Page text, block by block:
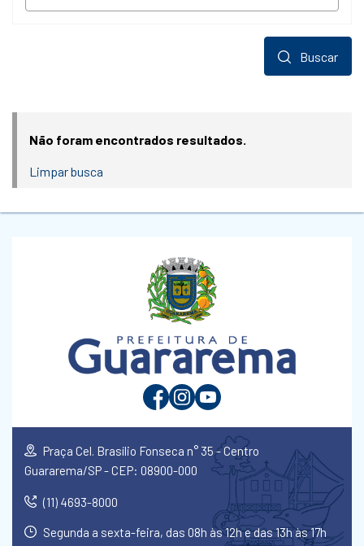
Buscar
Não foram encontrados resultados.
Limpar busca
Praça Cel. Brasílio Fonseca n° 35 - Centro
Guararema/SP - CEP: 08900-000
(11) 4693-8000
Segunda a sexta-feira, das 08h às 12h e das 13h às 17h